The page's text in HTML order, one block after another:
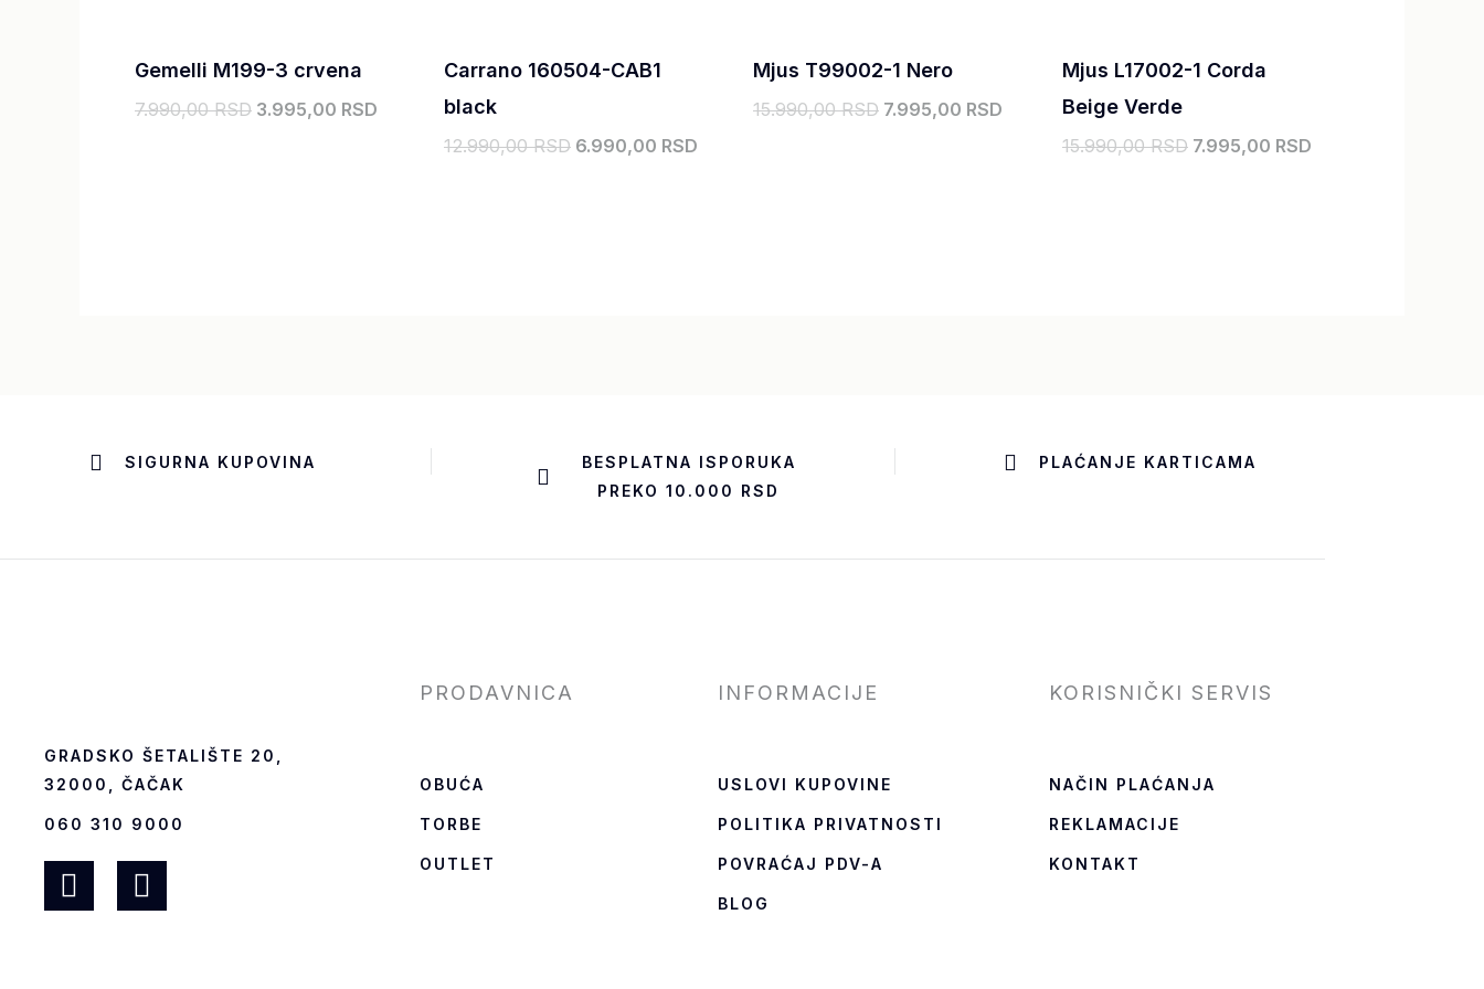
Gemelli M199-3 crvena
7.990,00RSD 3.995,00 RSD
Carrano 160504-CAB1
black
12.990,00RSD 6.990,00 RSD
Mjus T99002-1 Nero
15.990,00RSD 7.995,00 RSD
Mjus L17002-1 Corda
Beige Verde
15.990,00RSD 7.995,00 RSD
SIGURNA KUPOVINA
BESPLATNA ISPORUKA
PREKO 10.000 RSD
PLAĆANJE KARTICAMA
GRADSKO ŠETALIŠTE 20,
32000, ČAČAK
060 310 9000
F
a
I
n
PRODAVNICA
OBUĆA
TORBE
OUTLET
INFORMACIJE
USLOVI KUPOVINE
POLITIKA PRIVATNOSTI
POVRAĆAJ PDV-A
BLOG
KORISNIČKI SERVIS
NAČIN PLAĆANJA
REKLAMACIJE
KONTAKT